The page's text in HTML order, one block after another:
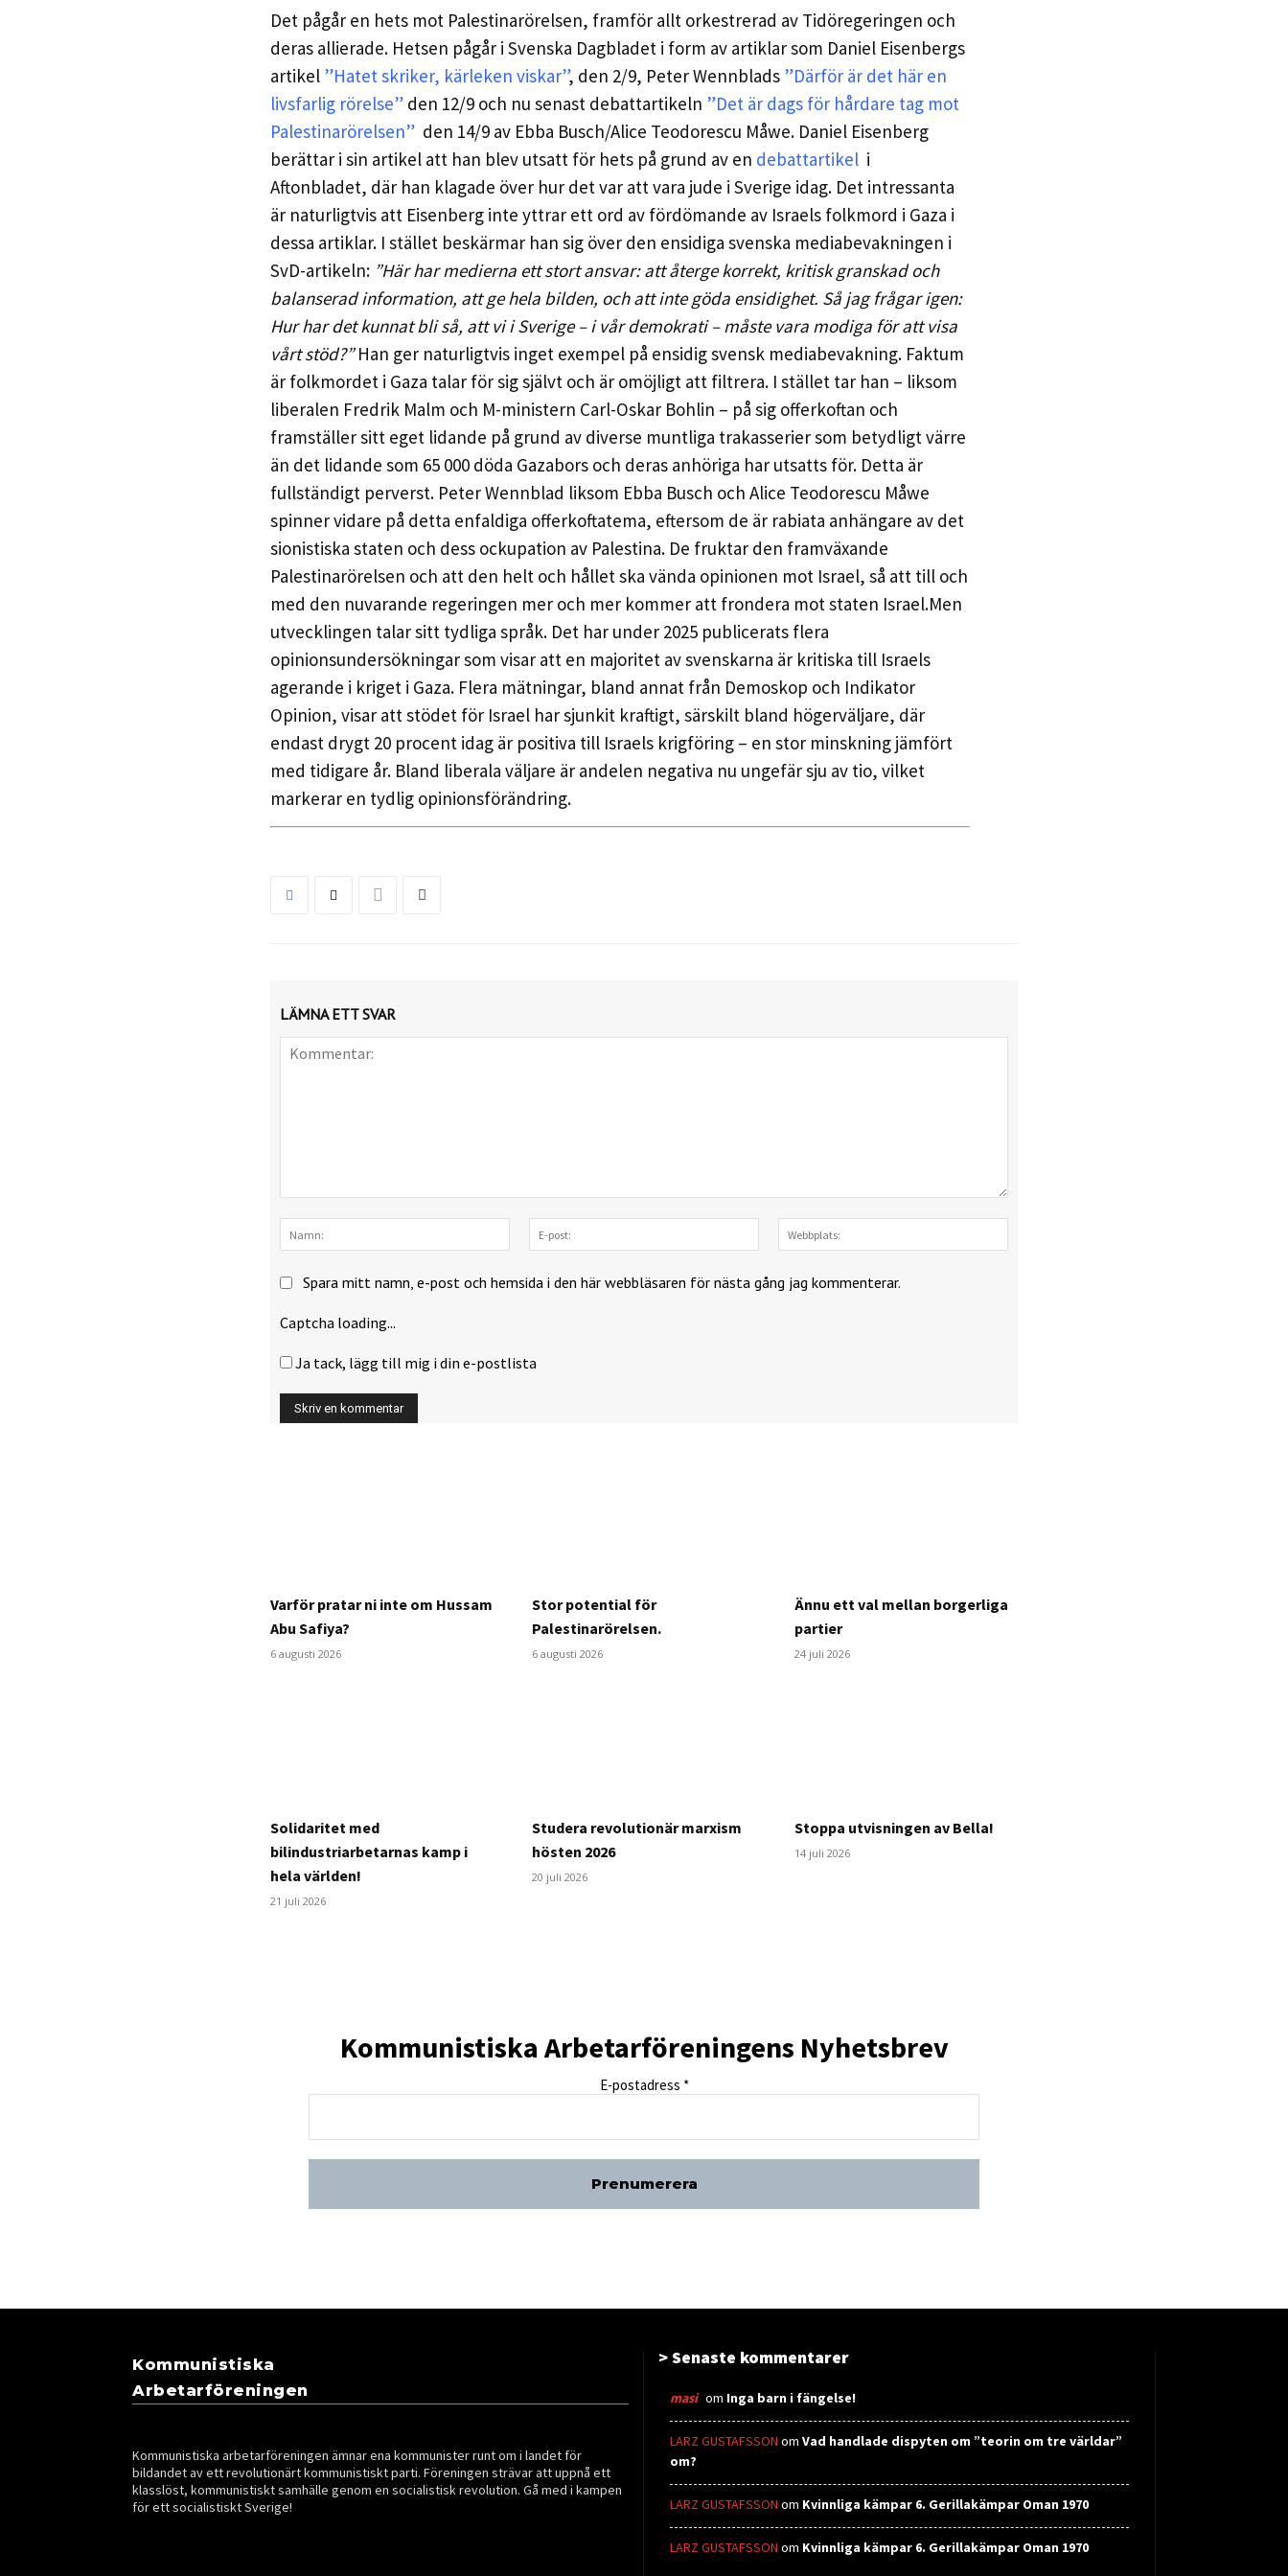
Det pågår en hets mot Palestinarörelsen, framför allt orkestrerad av Tidöregeringen och
deras allierade. Hetsen pågår i Svenska Dagbladet i form av artiklar som Daniel Eisenbergs
artikel ”Hatet skriker, kärleken viskar”, den 2/9, Peter Wennblads ”Därför är det här en
livsfarlig rörelse” den 12/9 och nu senast debattartikeln ”Det är dags för hårdare tag mot
Palestinarörelsen” den 14/9 av Ebba Busch/Alice Teodorescu Måwe. Daniel Eisenberg
berättar i sin artikel att han blev utsatt för hets på grund av en debattartikel i
Aftonbladet, där han klagade över hur det var att vara jude i Sverige idag. Det intressanta
är naturligtvis att Eisenberg inte yttrar ett ord av fördömande av Israels folkmord i Gaza i
dessa artiklar. I stället beskärmar han sig över den ensidiga svenska mediabevakningen i
SvD-artikeln: ”Här har medierna ett stort ansvar: att återge korrekt, kritisk granskad och
balanserad information, att ge hela bilden, och att inte göda ensidighet. Så jag frågar igen:
Hur har det kunnat bli så, att vi i Sverige – i vår demokrati – måste vara modiga för att visa
vårt stöd?”Han ger naturligtvis inget exempel på ensidig svensk mediabevakning. Faktum
är folkmordet i Gaza talar för sig självt och är omöjligt att filtrera. I stället tar han – liksom
liberalen Fredrik Malm och M-ministern Carl-Oskar Bohlin – på sig offerkoftan och
framställer sitt eget lidande på grund av diverse muntliga trakasserier som betydligt värre
än det lidande som 65 000 döda Gazabors och deras anhöriga har utsatts för. Detta är
fullständigt perverst. Peter Wennblad liksom Ebba Busch och Alice Teodorescu Måwe
spinner vidare på detta enfaldiga offerkoftatema, eftersom de är rabiata anhängare av det
sionistiska staten och dess ockupation av Palestina. De fruktar den framväxande
Palestinarörelsen och att den helt och hållet ska vända opinionen mot Israel, så att till och
med den nuvarande regeringen mer och mer kommer att frondera mot staten Israel.Men
utvecklingen talar sitt tydliga språk. Det har under 2025 publicerats flera
opinionsundersökningar som visar att en majoritet av svenskarna är kritiska till Israels
agerande i kriget i Gaza. Flera mätningar, bland annat från Demoskop och Indikator
Opinion, visar att stödet för Israel har sjunkit kraftigt, särskilt bland högerväljare, där
endast drygt 20 procent idag är positiva till Israels krigföring – en stor minskning jämfört
med tidigare år. Bland liberala väljare är andelen negativa nu ungefär sju av tio, vilket
markerar en tydlig opinionsförändring.
LÄMNA ETT SVAR
Namn:
post:
Spara mitt namn, e-post och hemsida i den här webbläsaren för nästa gång jag kommenterar.
Captcha loading...
Ja tack, lägg till mig i din e-postlista
Varför pratar ni inte om Hussam
Abu Safiya?
6 augusti 2026
Stor potential för
Palestinarörelsen.
6 augusti 2026
Ännu ett val mellan borgerliga
partier
24 juli 2026
Solidaritet med
bilindustriarbetarnas kamp i
hela världen!
21 juli 2026
Studera revolutionär marxism
hösten 2026
20 juli 2026
Stoppa utvisningen av Bella!
14 juli 2026
Kommunistiska Arbetarföreningens Nyhetsbrev
E-postadress *
Kommunistiska
Arbetarföreningen
Kommunistiska arbetarföreningen ämnar ena kommunister runt om i landet för
bildandet av ett revolutionärt kommunistiskt parti. Föreningen strävar att uppnå ett
klasslöst, kommunistiskt samhälle genom en socialistisk revolution. Gå med i kampen
för ett socialistiskt Sverige!
> Senaste kommentarer
masi om Inga barn i fängelse!
LARZ GUSTAFSSON om Vad handlade dispyten om ”teorin om tre världar”
om?
LARZ GUSTAFSSON om Kvinnliga kämpar 6. Gerillakämpar Oman 1970
LARZ GUSTAFSSON om Kvinnliga kämpar 6. Gerillakämpar Oman 1970